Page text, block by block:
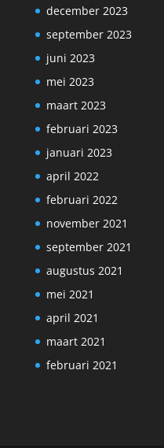
december 2023
september 2023
juni 2023
mei 2023
maart 2023
februari 2023
januari 2023
april 2022
februari 2022
november 2021
september 2021
augustus 2021
mei 2021
april 2021
maart 2021
februari 2021